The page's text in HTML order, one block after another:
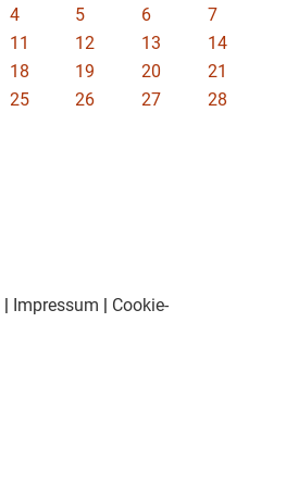
4 5 6
7
11 12 13
14
18 19 20
21
25 26 27
28
| Impressum | Cookie-